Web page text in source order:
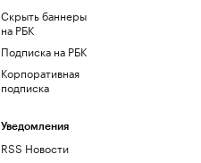
Скрыть баннеры
на РБК
Подписка на РБК
Корпоративная
подписка
Уведомления
RSS Новости